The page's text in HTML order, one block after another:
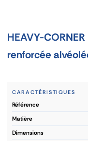
HEAVY-
renforcée
CARACTÉRISTIQUES
référence
matière
dimensions